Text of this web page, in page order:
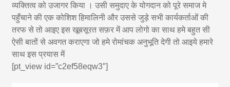
व्यक्तित्व को उजागर किया । उसी समुदाए के योगदान को पूरे समाज मे
पहुँचाने की एक कोशिश हिमालिनी और उससे जुड़े सभी कार्यकर्ताओं की
तरफ से तो आइए इस खूबसूरत सफ़र में आप लोगो का साथ हमे बहुत सी
ऐसी बातों से अवगत कराएगा जो हमे रोमांचक अनुभूति देगी तो आइये हमारे
साथ इस प्रयास में
[pt_view id=”c2ef58eqw3″]